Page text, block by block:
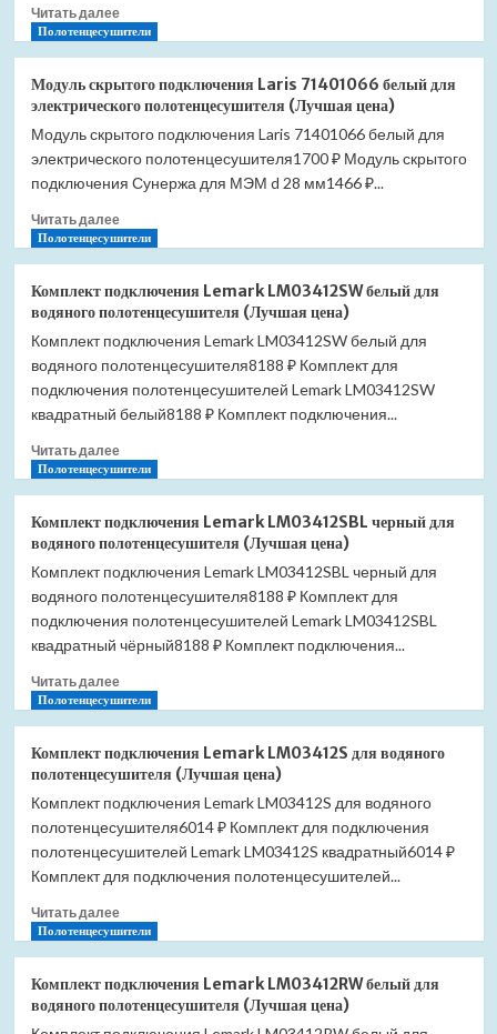
полотенцесушителя
(Лучшая
цена)
Читать далееПрочитать
больше
скрытого
подключения
Lemark
LM0101BL
черный
электрического
полотенцесушителя
(Лучшая
Полотенцесушители
Модуль скрытого подключения Laris 71401066 белый для
электрического полотенцесушителя (Лучшая цена)
Модуль скрытого подключения Laris 71401066 белый для
электрического полотенцесушителя1700 ₽ Модуль скрытого
подключения Сунержа для МЭМ d 28 мм1466 ₽...
Читать далееПрочитать
больше
скрытого
подключения
Laris
71401066
белый
для
полотенцесушителя
(Лучшая
Полотенцесушители
Комплект подключения Lemark LM03412SW белый для
водяного полотенцесушителя (Лучшая цена)
Комплект подключения Lemark LM03412SW белый для
водяного полотенцесушителя8188 ₽ Комплект для
подключения полотенцесушителей Lemark LM03412SW
квадратный белый8188 ₽ Комплект подключения...
Читать далееПрочитать
больше
подключения
Lemark
LM03412SW
белый
для
водяного
полотенцесушителя
(Лучшая
цена)
Полотенцесушители
Комплект подключения Lemark LM03412SBL черный для
водяного полотенцесушителя (Лучшая цена)
Комплект подключения Lemark LM03412SBL черный для
водяного полотенцесушителя8188 ₽ Комплект для
подключения полотенцесушителей Lemark LM03412SBL
квадратный чёрный8188 ₽ Комплект подключения...
Читать далееПрочитать
больше
подключения
Lemark
LM03412SBL
черный
для
полотенцесушителя
(Лучшая
цена)
Полотенцесушители
Комплект подключения Lemark LM03412S для водяного
полотенцесушителя (Лучшая цена)
Комплект подключения Lemark LM03412S для водяного
полотенцесушителя6014 ₽ Комплект для подключения
полотенцесушителей Lemark LM03412S квадратный6014 ₽
Комплект для подключения полотенцесушителей...
Читать далееПрочитать
больше
подключения
Lemark
Полотенцесушители
Комплект подключения Lemark LM03412RW белый для
водяного полотенцесушителя (Лучшая цена)